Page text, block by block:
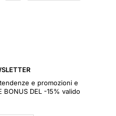
e promozioni e
DEL -15% valido